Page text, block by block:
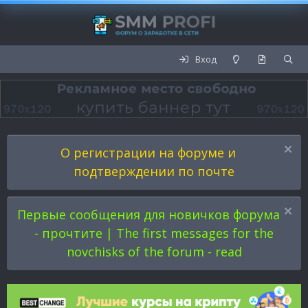
Вход
О регистрации на форуме и
подтверждении по почте
Первые сообщения для новичков форума
- прочтите | The first messages for the
novchisks of the forum - read